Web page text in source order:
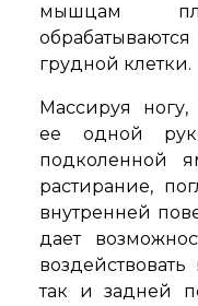
мышцам
грудной клетки.
Массируя
ее одной
подколенной
растирание,
внутренней
дает
так и задней